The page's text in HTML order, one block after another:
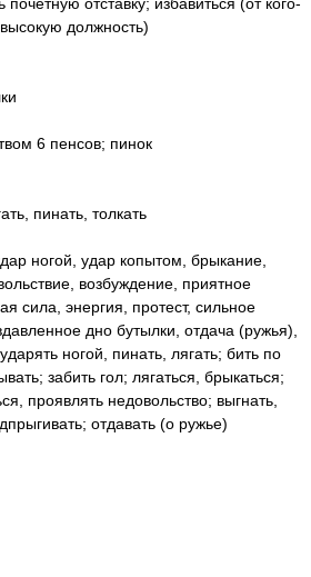
должность)
6 пенсов; пинок
пинать, толкать
ногой, удар копытом, брыкание,
возбуждение, приятное
сила, энергия, протест, сильное
дно бутылки, отдача (ружья),
ударять ногой, пинать, лягать; бить по
забить гол; лягаться, брыкаться;
проявлять недовольство; выгнать,
отдавать (о ружье)